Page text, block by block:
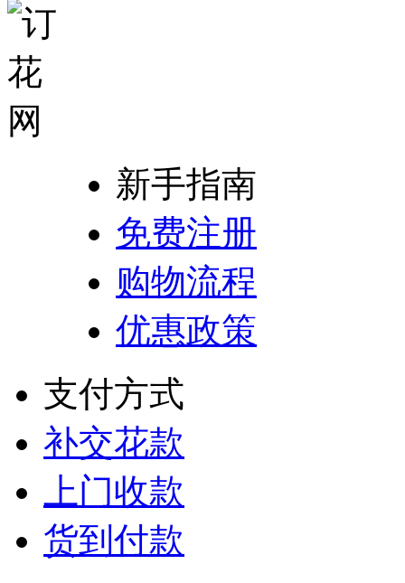
新手指南
免费注册
购物流程
优惠政策
支付方式
补交花款
上门收款
货到付款